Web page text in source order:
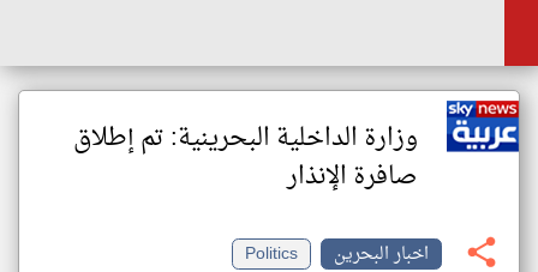
وزارة الداخلية البحرينية: تم إطلاق
صافرة الإنذار
اخبار البحرين
Politics